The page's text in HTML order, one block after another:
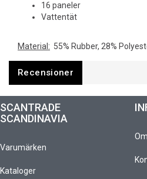
16 paneler
Vattentät
Material: 55% Rubber, 28%
Recensioner
SCANTRADE
SCANDINAVIA
Varumärken
Kataloger